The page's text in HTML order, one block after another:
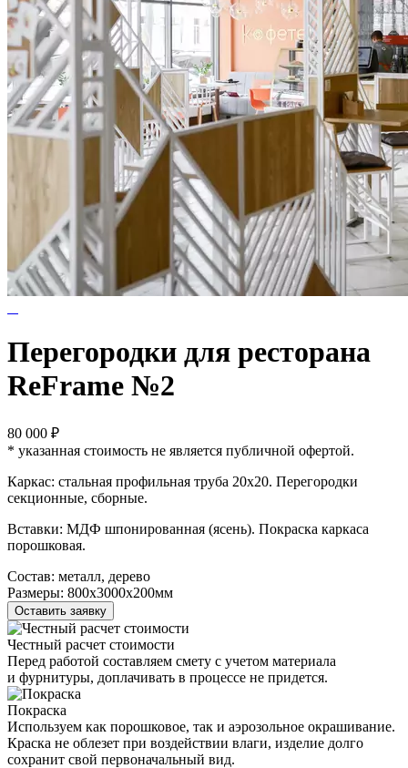
Перегородки для ресторана
ReFrame №2
80 000 ₽
* указанная стоимость не является публичной офертой.
Каркас: стальная профильная труба 20х20. Перегородки
секционные, сборные.
Вставки: МДФ шпонированная (ясень). Покраска каркаса
порошковая.
Состав: металл, дерево
Размеры: 800х3000х200мм
Оставить заявку
Честный расчет стоимости
Перед работой составляем смету с учетом материала
и фурнитуры, доплачивать в процессе не придется.
Покраска
Используем как порошковое, так и аэрозольное окрашивание.
Краска не облезет при воздействии влаги, изделие долго
сохранит свой первоначальный вид.